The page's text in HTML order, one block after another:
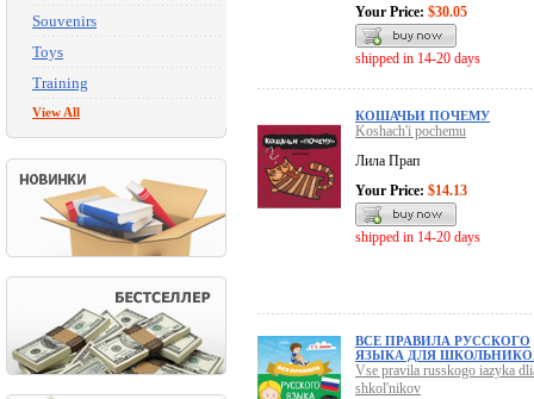
Souvenirs
Toys
Training
View All
Your Price: $30.05
shipped in 14-20 days
КОШАЧЬИ ПОЧЕМУ
Koshach'i pochemu
Лила Прап
Your Price: $14.13
shipped in 14-20 days
ВСЕ ПРАВИЛА РУССКОГО
ЯЗЫКА ДЛЯ
Vse pravila russkogo iazyka
shkol'nikov